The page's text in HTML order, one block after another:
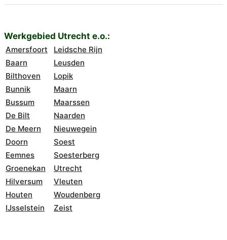
Werkgebied Utrecht e.o.:
Amersfoort
Leidsche Rijn
Baarn
Leusden
Bilthoven
Lopik
Bunnik
Maarn
Bussum
Maarssen
De Bilt
Naarden
De Meern
Nieuwegein
Doorn
Soest
Eemnes
Soesterberg
Groenekan
Utrecht
Hilversum
Vleuten
Houten
Woudenberg
IJsselstein
Zeist